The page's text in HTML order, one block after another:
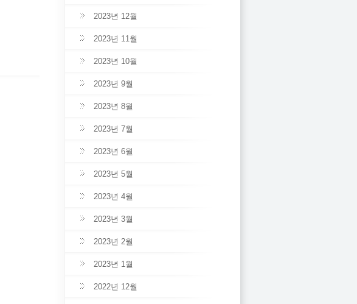
2023년 12월
2023년 11월
2023년 10월
2023년 9월
2023년 8월
2023년 7월
2023년 6월
2023년 5월
2023년 4월
2023년 3월
2023년 2월
2023년 1월
2022년 12월